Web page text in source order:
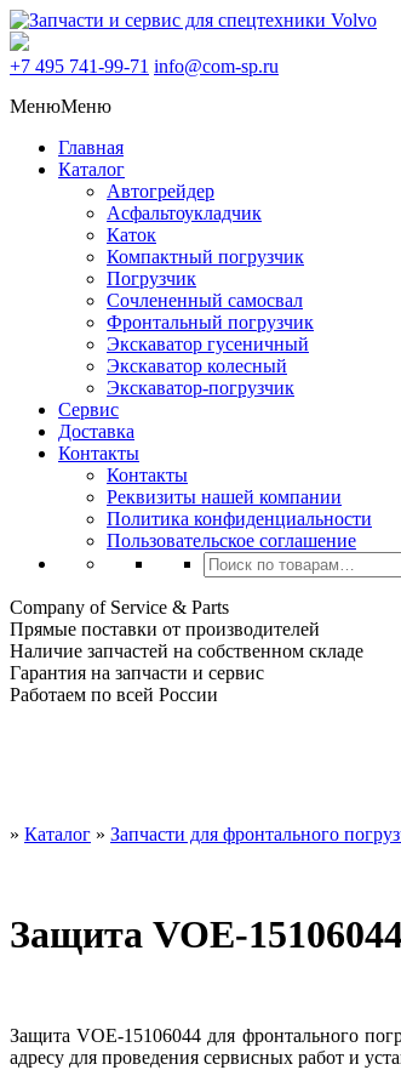
+7 495 741-99-71 info@com-sp.ru
МенюМеню
Главная
Каталог
Автогрейдер
Асфальтоукладчик
Каток
Компактный погрузчик
Погрузчик
Сочлененный самосвал
Фронтальный погрузчик
Экскаватор гусеничный
Экскаватор колесный
Экскаватор-погрузчик
Сервис
Доставка
Контакты
Контакты
Реквизиты нашей компании
Политика конфиденциальности
Пользовательское соглашение
Искать:
Company of Service & Parts
Прямые поставки от производителей
Наличие запчастей на собственном складе
Гарантия на запчасти и сервис
Работаем по всей России
» Каталог » Запчасти для фронтального
Защита VOE-
Защита VOE-15106044 для фронтального
адресу для проведения сервисных работ и